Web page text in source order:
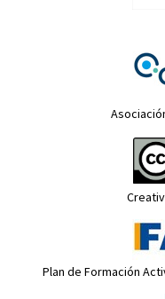
Plan de Formación